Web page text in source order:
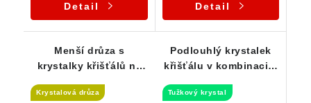
Detail Detail
Menší drůza s
krystalky křišťálů na
Stará Červená Voda
Krystalová drůza
Podlouhlý krystalek
křišťálu v kombinaci s
Tužkový krystal